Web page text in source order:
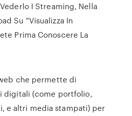
I Streaming, Nella
Su "Visualizza In
Prima Conoscere La
che permette di
digitali (come portfolio,
e altri media stampati) per